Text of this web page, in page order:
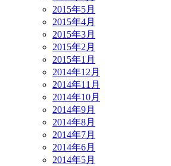
2015年5月
2015年4月
2015年3月
2015年2月
2015年1月
2014年12月
2014年11月
2014年10月
2014年9月
2014年8月
2014年7月
2014年6月
2014年5月